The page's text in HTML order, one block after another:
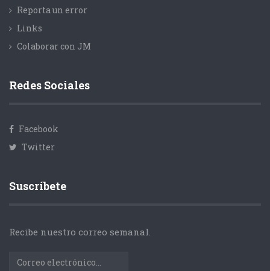
Reporta un error
Links
Colaborar con JM
Redes Sociales
Facebook
Twitter
Suscríbete
Recibe nuestro correo semanal.